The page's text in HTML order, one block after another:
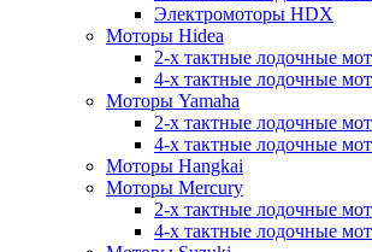
Электромоторы HDX
Моторы Hidea
2-х тактные лодочные
4-х тактные лодочные
Моторы Yamaha
2-х тактные лодочные
4-х тактные лодочные
Моторы Hangkai
Моторы Mercury
2-х тактные лодочные
4-х тактные лодочные